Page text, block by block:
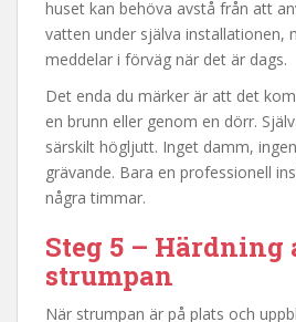
huset kan behöva avstå från att
vatten under själva installationen,
meddelar i förväg när det är dags.
Det enda du märker är att det
en brunn eller genom en dörr.
särskilt högljutt. Inget damm,
grävande. Bara en professionell
några timmar.
Steg 5 – Härdning
strumpan
När strumpan är på plats och